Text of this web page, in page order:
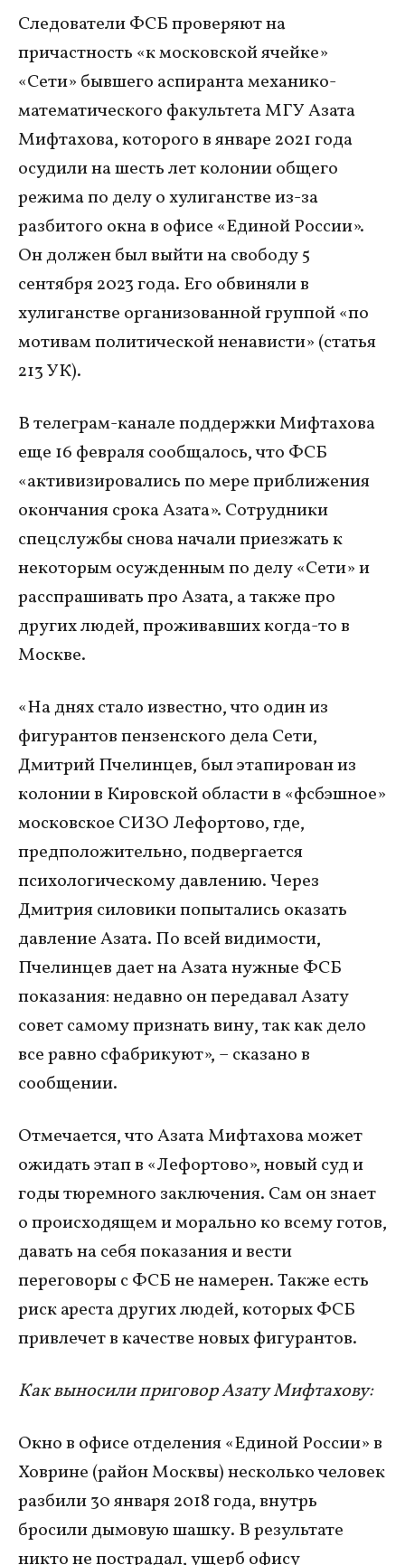
Следователи ФСБ проверяют на
причастность «к московской ячейке»
«Сети» бывшего аспиранта механико-
математического факультета МГУ Азата
Мифтахова, которого в январе 2021 года
осудили на шесть лет колонии общего
режима по делу о хулиганстве из-за
разбитого окна в офисе «Единой России».
Он должен был выйти на свободу 5
сентября 2023 года. Его обвиняли в
хулиганстве организованной группой «по
мотивам политической ненависти» (статья
213 УК).​
В телеграм-канале поддержки Мифтахова
еще 16 февраля сообщалось, что ФСБ
«активизировались по мере приближения
окончания срока Азата». Сотрудники
спецслужбы снова начали приезжать к
некоторым осужденным по делу «Сети» и
расспрашивать про Азата, а также про
других людей, проживавших когда-то в
Москве.
«На днях стало известно, что один из
фигурантов пензенского дела Сети,
Дмитрий Пчелинцев, был этапирован из
колонии в Кировской области в «фсбэшное»
московское СИЗО Лефортово, где,
предположительно, подвергается
психологическому давлению. Через
Дмитрия силовики попытались оказать
давление Азата. По всей видимости,
Пчелинцев дает на Азата нужные ФСБ
показания: недавно он передавал Азату
совет самому признать вину, так как дело
все равно сфабрикуют», – сказано в
сообщении.
Отмечается, что Азата Мифтахова может
ожидать этап в «Лефортово», новый суд и
годы тюремного заключения. Сам он знает
о происходящем и морально ко всему готов,
давать на себя показания и вести
переговоры с ФСБ не намерен. Также есть
риск ареста других людей, которых ФСБ
привлечет в качестве новых фигурантов.
Как выносили приговор Азату Мифтахову:
Окно в офисе отделения «Единой России» в
Ховрине (район Москвы) несколько человек
разбили 30 января 2018 года, внутрь
бросили дымовую шашку. В результате
никто не пострадал, ущерб офису